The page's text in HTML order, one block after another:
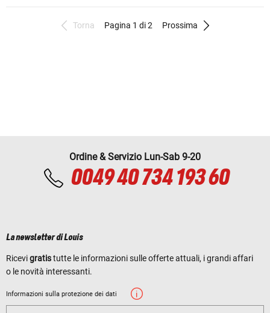
Torna Pagina 1 di 2 Prossima
Ordine & Servizio Lun-Sab 9-20
0049 40 734 193 60
La newsletter di Louis
Ricevigratistutte le informazioni sulle offerte attuali, i grandi affari
o le novità interessanti.
Informazioni sulla protezione dei dati